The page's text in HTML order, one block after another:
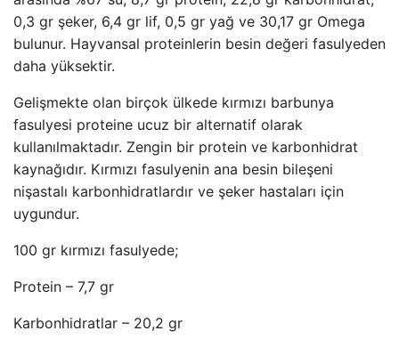
0,3 gr şeker, 6,4 gr lif, 0,5 gr yağ ve 30,17 gr Omega
bulunur. Hayvansal proteinlerin besin değeri fasulyeden
daha yüksektir.
Gelişmekte olan birçok ülkede kırmızı barbunya
fasulyesi proteine ​​ucuz bir alternatif olarak
kullanılmaktadır. Zengin bir protein ve karbonhidrat
kaynağıdır. Kırmızı fasulyenin ana besin bileşeni
nişastalı karbonhidratlardır ve şeker hastaları için
uygundur.
100 gr kırmızı fasulyede;
Protein – 7,7 gr
Karbonhidratlar – 20,2 gr